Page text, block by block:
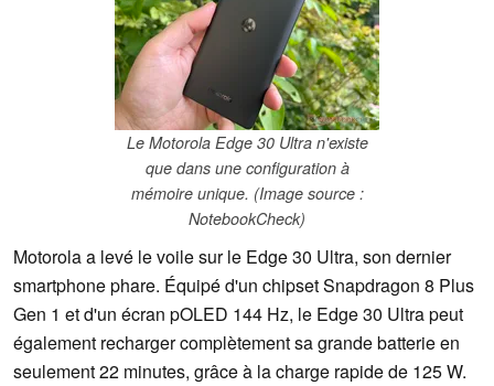
Le Motorola Edge 30 Ultra n'existe
que dans une configuration à
mémoire unique. (Image source :
NotebookCheck)
Motorola a levé le voile sur le Edge 30 Ultra, son dernier
smartphone phare. Équipé d'un chipset Snapdragon 8 Plus
Gen 1 et d'un écran pOLED 144 Hz, le Edge 30 Ultra peut
également recharger complètement sa grande batterie en
seulement 22 minutes, grâce à la charge rapide de 125 W.